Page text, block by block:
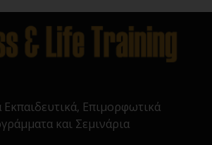
Επιμορφωτικά
και Σεμινάρια